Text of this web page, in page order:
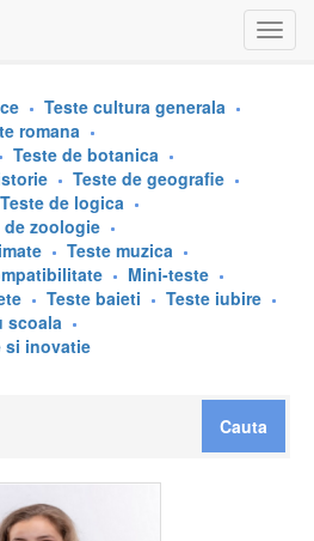
Teste cultura generala
romana
Teste de botanica
Teste de geografie
Teste de logica
de zoologie
Teste muzica
Mini-teste
Teste baieti
Teste iubire
scoala
si inovatie